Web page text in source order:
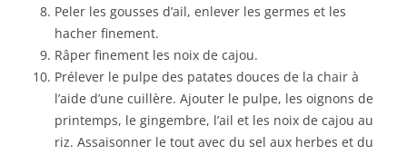
Peler les gousses d’ail, enlever les germes et les
hacher finement.
Râper finement les noix de cajou.
Prélever le pulpe des patates douces de la chair à
l’aide d’une cuillère. Ajouter le pulpe, les oignons de
printemps, le gingembre, l’ail et les noix de cajou au
riz. Assaisonner le tout avec du sel aux herbes et du